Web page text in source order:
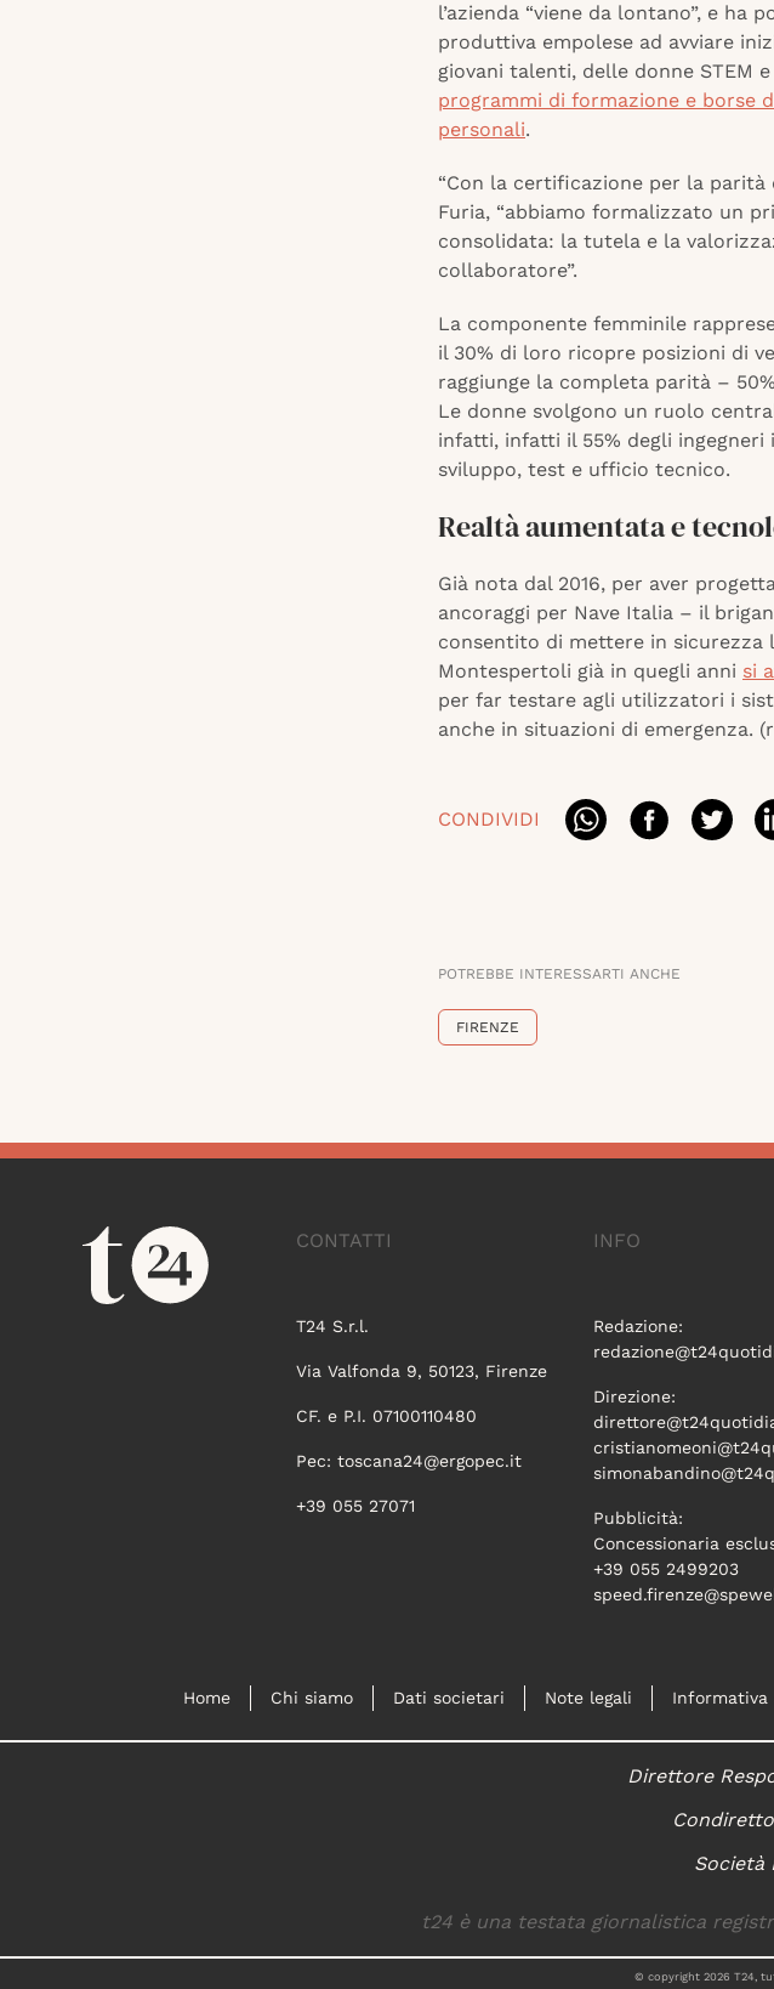
l’azienda “viene da lontano”, e
produttiva empolese ad avviare
giovani talenti, delle donne STEM
programmi di formazione e borse
personali.
“Con la certificazione per la parità
Furia, “abbiamo formalizzato un
consolidata: la tutela e la
collaboratore”.
La componente femminile
il 30% di loro ricopre posizioni di
raggiunge la completa parità –
Le donne svolgono un ruolo
infatti, infatti il 55% degli
sviluppo, test e ufficio tecnico.
Realtà aumentata e
Già nota dal 2016, per aver
ancoraggi per Nave Italia – il
consentito di mettere in sicurezza
Montespertoli già in quegli anni si
per far testare agli utilizzatori i
anche in situazioni di emergenza.
CONDIVIDI
POTREBBE INTERESSARTI ANCHE
FIRENZE
CONTATTI
T24 S.r.l.
Via Valfonda 9, 50123, Firenze
CF. e P.I. 07100110480
Pec: toscana24@ergopec.it
+39 055 27071
INFO
Redazione:
Direzione:
Pubblicità:
Concessionaria
+39 055 2499203
Home Chi siamo Dati societari Note legali Informativa
Direttore
Società
t24 è una testata giornalistica
© copyright 2026 T24,